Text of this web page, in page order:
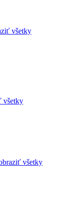
všetky
všetky
všetky